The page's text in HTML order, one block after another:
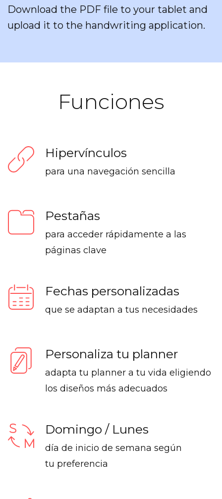
Download the PDF file to your tablet and
upload it to the handwriting application.
Funciones
Hipervínculos
para una navegación sencilla
Pestañas
para acceder rápidamente a las
páginas clave
Fechas personalizadas
que se adaptan a tus necesidades
Personaliza tu planner
adapta tu planner a tu vida eligiendo
los diseños más adecuados
Domingo / Lunes
día de inicio de semana según
tu preferencia